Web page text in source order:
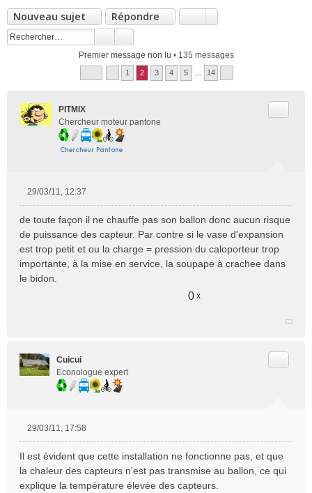
Nouveau sujet Répondre
Premier message non lu • 135 messages
1 2 3 4 5 14
PITMIX
Chercheur moteur pantone
s
s
a
g
e
29/03/11, 12:37
de toute façon il ne chauffe pas son ballon donc aucun risque
de puissance des capteur. Par contre si le vase d'expansion
est trop petit et ou la charge = pression du caloporteur trop
importante, à la mise en service, la soupape à crachee dans
le bidon.
0 x
Cuicui
Econologue expert
s
s
a
29/03/11, 17:58
Il est évident que cette installation ne fonctionne pas, et que
la chaleur des capteurs n'est pas transmise au ballon, ce qui
explique la température élevée des capteurs.